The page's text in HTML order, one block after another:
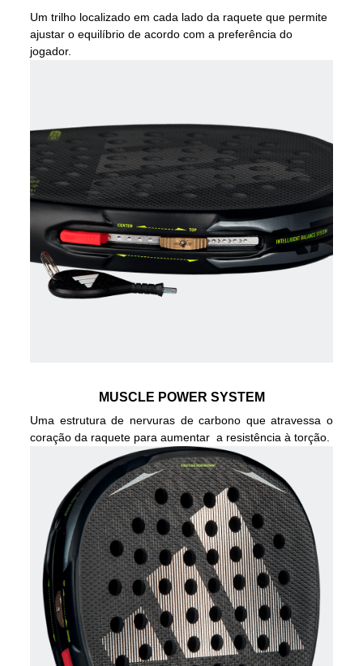
Um trilho localizado em cada lado da raquete que permite
ajustar o equilíbrio de acordo com a preferência do
jogador.
MUSCLE POWER SYSTEM
Uma estrutura de nervuras de carbono que atravessa o
coração da raquete para aumentar a resistência à torção.